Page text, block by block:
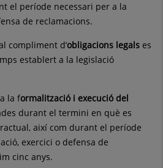
el període necessari per a la
de reclamacions.
compliment d’obligacions legals es
establert a la legislació
la formalització i execució del
durant el termini en què es
així com durant el període
exercici o defensa de
cinc anys.